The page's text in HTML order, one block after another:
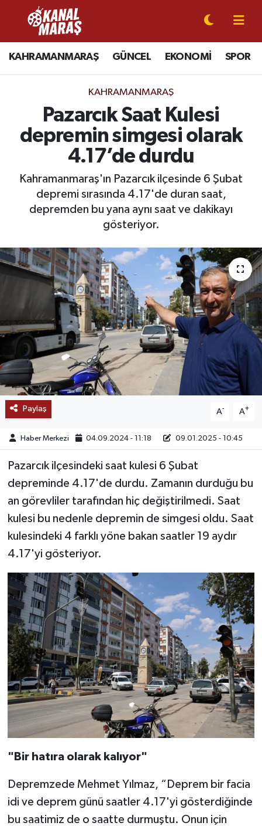
KAHRAMANMARAŞ GÜNCEL EKONOMİ SPOR
KAHRAMANMARAŞ
Pazarcık Saat Kulesi
depremin simgesi olarak
4.17’de durdu
Kahramanmaraş'ın Pazarcık ilçesinde 6 Şubat
depremi sırasında 4.17'de duran saat,
depremden bu yana aynı saat ve dakikayı
gösteriyor.
Paylaş A- A+
Haber Merkezi 04.09.2024 - 11:18 09.01.2025 - 10:45
Pazarcık ilçesindeki saat kulesi 6 Şubat
depreminde 4.17'de durdu. Zamanın durduğu bu
an görevliler tarafından hiç değiştirilmedi. Saat
kulesi bu nedenle depremin de simgesi oldu. Saat
kulesindeki 4 farklı yöne bakan saatler 19 aydır
4.17'yi gösteriyor.
"Bir hatıra olarak kalıyor"
Depremzede Mehmet Yılmaz, “Deprem bir facia
idi ve deprem günü saatler 4.17'yi gösterdiğinde
bu saatimiz de o saatte durmuştu. Onun için
CANLI YAYIN
KAHRAMANMARAŞ
SPOR
EKONOMİ
MAGAZİN
SAĞLIK
EĞİTİM
BÖLGE
KEŞFET
POPÜLER
DÜNYA
TREND
OTOMOTİV
TEKNOLOJİ
YAŞAM
KÜLTÜR SANAT
Kahramanmaraş Nöbetçi Eczaneler
Kahramanmaraş Hava Durumu
Kahramanmaraş Trafik Yoğunluk Haritası
Süper Lig Puan Durumu ve Fikstür
Tüm Manşetler
Son Dakika Haberleri
Haber Arşivi